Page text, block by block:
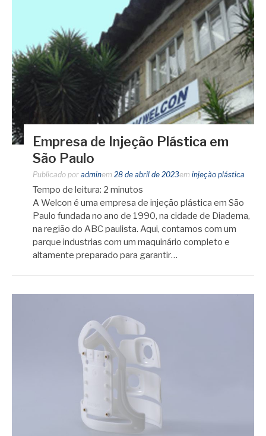
Empresa de Injeção Plástica em
São Paulo
Publicado por adminem 28 de abril de 2023em injeção plástica
Tempo de leitura: 2 minutos
A Welcon é uma empresa de injeção plástica em São
Paulo fundada no ano de 1990, na cidade de Diadema,
na região do ABC paulista. Aqui, contamos com um
parque industrias com um maquinário completo e
altamente preparado para garantir…